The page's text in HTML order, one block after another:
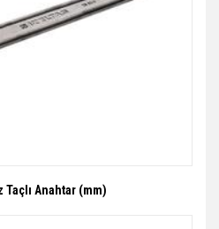
Taçlı Anahtar (mm)